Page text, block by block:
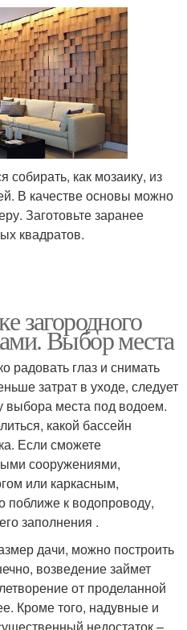
как мозаику, из
В качестве основы можно
Заготовьте заранее
квадратов.
загородного
Выбор места
радовать глаз и снимать
затрат в уходе, следует
выбора места под водоем.
какой бассейн
Если сможете
сооружениями,
или каркасным,
поближе к водопроводу,
заполнения .
дачи, можно построить
возведение займет
от проделанной
Кроме того, надувные и